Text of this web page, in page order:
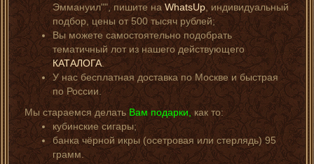
Эммануил"", пишите наWhatsUp, индивидуальный
подбор, цены от 500 тысяч рублей;
Вы можете самостоятельно подобрать
тематичный лот из нашего действующего
КАТАЛОГА.
У нас бесплатная доставка по Москве и быстрая
по России.
Мы стараемся делатьВам подарки,как то:
кубинские сигары;
банка чёрной икры (осетровая или стерлядь) 95
грамм.